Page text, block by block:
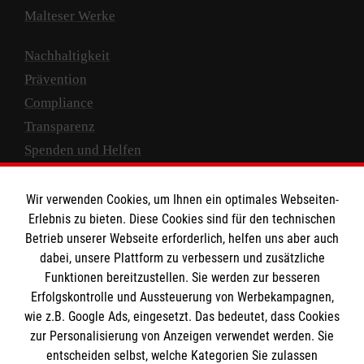
Nationale Demenzstrategie
Im Sommer 2020 hat die Bundesregierung
verbessern und die Erforschung der
Strategie enthält 27 Ziele und 160
Einzelmaßnahmen, die in den kommenden
Jahren mit Unterstützung aller
gesellschaftlichen Akteure erreicht
werden sollen.
Alzheimer Disease International (ADI)
Einen guten Überblick über die globale
Malteser Werke
Nachhaltigkeit
Prävention
Compliance
Transparenz
Spenden und Helfen
Empfänger: Malteser Hilfsdienst e.V.
IBAN: DE10 3706 0120 1201 2000 12
BIC: GENODED 1PA7
Wir verwenden Cookies, um Ihnen ein optimales Webseiten-
Erlebnis zu bieten. Diese Cookies sind für den technischen
Betrieb unserer Webseite erforderlich, helfen uns aber auch
dabei, unsere Plattform zu verbessern und zusätzliche
Funktionen bereitzustellen. Sie werden zur besseren
Erfolgskontrolle und Aussteuerung von Werbekampagnen,
wie z.B. Google Ads, eingesetzt. Das bedeutet, dass Cookies
zur Personalisierung von Anzeigen verwendet werden. Sie
entscheiden selbst, welche Kategorien Sie zulassen